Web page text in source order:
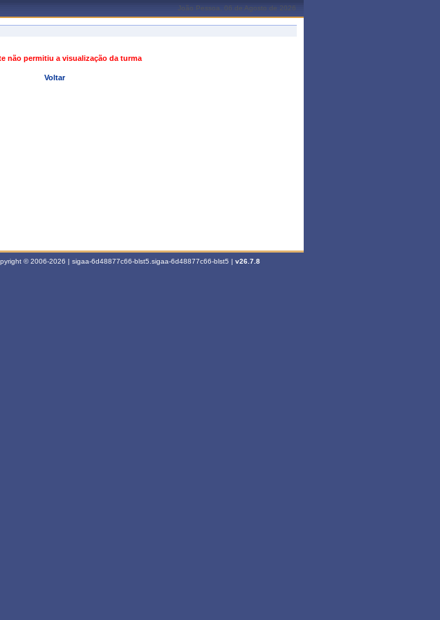
João Pessoa, 06 de Agosto de 2026
não permitiu a visualização da turma
Voltar
© 2006-2026 | sigaa-6d48877c66-blst5.sigaa-6d48877c66-blst5 | v26.7.8